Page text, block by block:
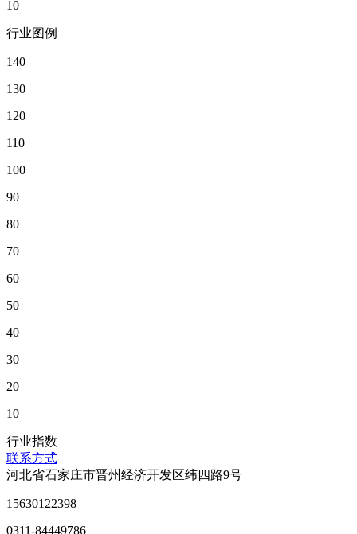
10
行业图例
140
130
120
110
100
90
80
70
60
50
40
30
20
10
行业指数
联系方式
河北省石家庄市晋州经济开发区纬四路9号
15630122398
0311-84449786